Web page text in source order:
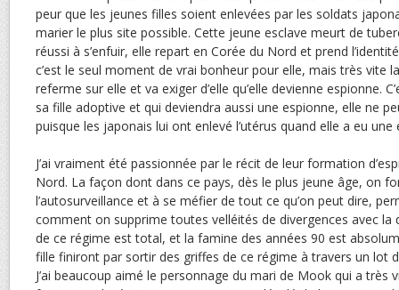
peur que les jeunes filles soient enlevées par les soldats
marier le plus site possible. Cette jeune esclave meurt de
réussi à s’enfuir, elle repart en Corée du Nord et prend
c’est le seul moment de vrai bonheur pour elle, mais très vite
referme sur elle et va exiger d’elle qu’elle devienne espionne.
sa fille adoptive et qui deviendra aussi une espionne, elle ne
puisque les japonais lui ont enlevé l’utérus quand elle a eu
J’ai vraiment été passionnée par le récit de leur formation
Nord. La façon dont dans ce pays, dès le plus jeune âge, on
l’autosurveillance et à se méfier de tout ce qu’on peut dire,
comment on supprime toutes velléités de divergences avec la
de ce régime est total, et la famine des années 90 est
fille finiront par sortir des griffes de ce régime à travers un lot
J’ai beaucoup aimé le personnage du mari de Mook qui a très